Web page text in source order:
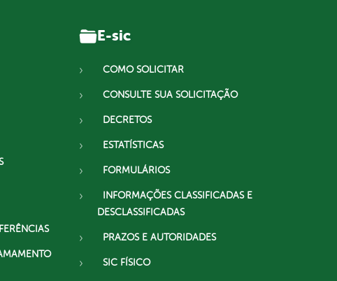
E-sic
COMO SOLICITAR
CONSULTE SUA SOLICITAÇÃO
DECRETOS
ESTATÍSTICAS
FORMULÁRIOS
INFORMAÇÕES CLASSIFICADAS E
DESCLASSIFICADAS
PRAZOS E AUTORIDADES
SIC FÍSICO